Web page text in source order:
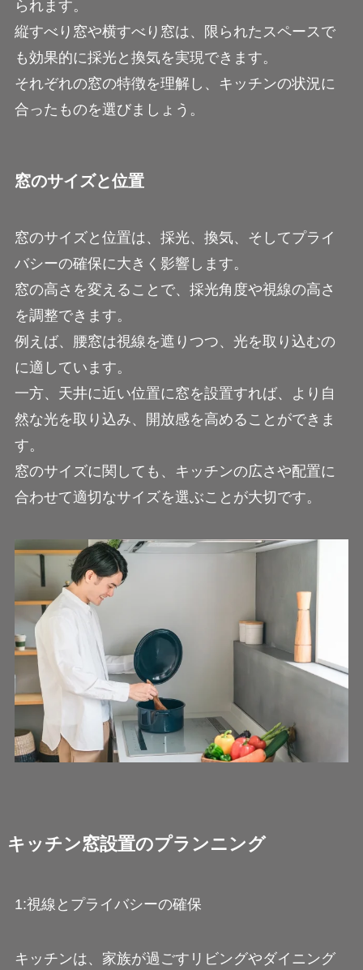
られます。
縦すべり窓や横すべり窓は、限られたスペースで
も効果的に採光と換気を実現できます。
それぞれの窓の特徴を理解し、キッチンの状況に
合ったものを選びましょう。
窓のサイズと位置
窓のサイズと位置は、採光、換気、そしてプライ
バシーの確保に大きく影響します。
窓の高さを変えることで、採光角度や視線の高さ
を調整できます。
例えば、腰窓は視線を遮りつつ、光を取り込むの
に適しています。
一方、天井に近い位置に窓を設置すれば、より自
然な光を取り込み、開放感を高めることができま
す。
窓のサイズに関しても、キッチンの広さや配置に
合わせて適切なサイズを選ぶことが大切です。
キッチン窓設置のプランニング
1:視線とプライバシーの確保
キッチンは、家族が過ごすリビングやダイニング